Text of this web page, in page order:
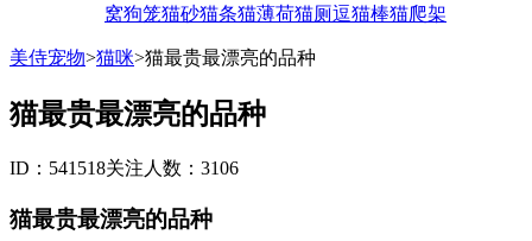
窝狗笼猫砂猫条猫薄荷猫厕逗猫棒猫爬架
美侍宠物>猫咪>猫最贵最漂亮的品种
猫最贵最漂亮的品种
ID：541518关注人数：3106
猫最贵最漂亮的品种